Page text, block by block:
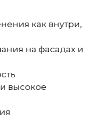
как внутри,
на фасадах и
высокое